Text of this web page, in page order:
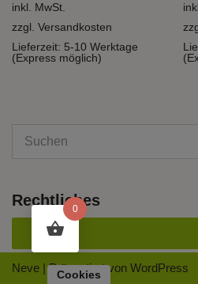
inkl. MwSt.
zzgl. Versandkosten
Lieferzeit: 5-10 Werktage
(Express möglich)
Rechtliches
Neve | Präsentiert von WordPress
0
Cookies